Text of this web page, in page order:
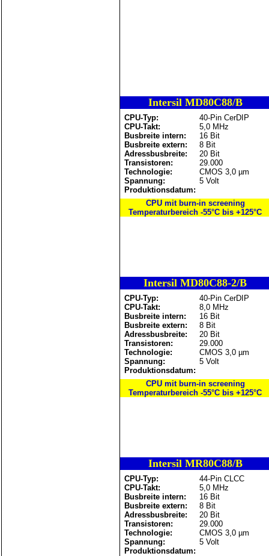
Intersil MD80C88/B
CPU-Typ:
CPU-Takt:
Busbreite intern:
Busbreite extern:
Adressbusbreite:
Transistoren:
Technologie:
Spannung:
Produktionsdatum:
40-Pin CerDIP
5,0 MHz
16 Bit
8 Bit
20 Bit
29.000
CMOS 3,0 µm
5 Volt
CPU mit burn-in screening
Temperaturbereich -55°C bis +125°C
Intersil MD80C88-2/B
CPU-Typ:
CPU-Takt:
Busbreite intern:
Busbreite extern:
Adressbusbreite:
Transistoren:
Technologie:
Spannung:
Produktionsdatum:
40-Pin CerDIP
8,0 MHz
16 Bit
8 Bit
20 Bit
29.000
CMOS 3,0 µm
5 Volt
CPU mit burn-in screening
Temperaturbereich -55°C bis +125°C
Intersil MR80C88/B
CPU-Typ:
CPU-Takt:
Busbreite intern:
Busbreite extern:
Adressbusbreite:
Transistoren:
Technologie:
Spannung:
Produktionsdatum:
44-Pin CLCC
5,0 MHz
16 Bit
8 Bit
20 Bit
29.000
CMOS 3,0 µm
5 Volt